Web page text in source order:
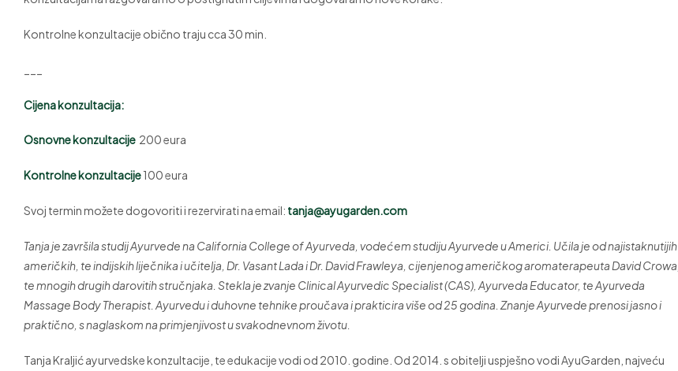
Kontrolne konzultacije obično traju cca 30 min.
Cijena konzultacija:
Osnovne konzultacije 200 eura
Kontrolne konzultacije100 eura
Svoj termin možete dogovoriti i rezervirati na email: tanja@ayugarden.com
Tanja je završila studij Ayurvede na California College of Ayurveda, vodećem studiju Ayurvede u Americi. Učila je od najistaknutijih
američkih, te indijskih liječnika i učitelja, Dr. Vasant Lada i Dr. David Frawleya, cijenjenog američkog aromaterapeuta David Crowa,
te mnogih drugih darovitih stručnjaka. Stekla je zvanje Clinical Ayurvedic Specialist (CAS), Ayurveda Educator, te Ayurveda
Massage Body Therapist. Ayurvedu i duhovne tehnike proučava i prakticira više od 25 godina. Znanje Ayurvede prenosi jasno i
praktično, s naglaskom na primjenjivost u svakodnevnom životu.
Tanja Kraljić ayurvedske konzultacije, te edukacije vodi od 2010. godine. Od 2014. s obitelji uspješno vodi AyuGarden, najveću